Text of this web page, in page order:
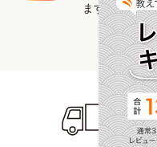
ます。